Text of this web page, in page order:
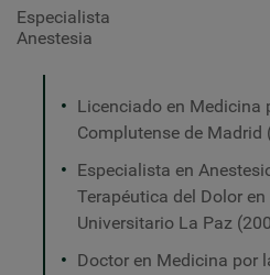
Especialista
Anestesia
Licenciado en Medicina
Complutense de Madrid
Especialista en
Terapéutica del Dolor
Universitario La Paz
Doctor en Medicina por